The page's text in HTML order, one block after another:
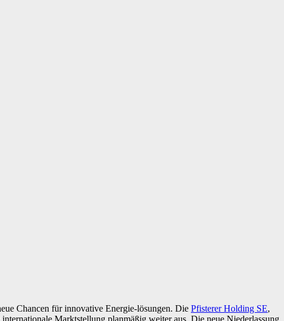
Chancen für innovative Energie-lösungen. Die Pfisterer Holding SE,
Marktstellung planmäßig weiter aus. Die neue Niederlassung